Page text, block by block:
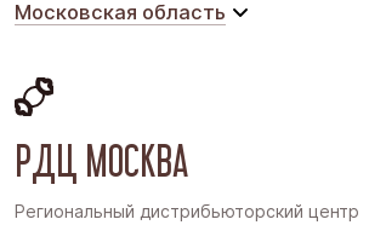
Московская область
Восточная Сибирь
Дальний Восток
РДЦ МОСКВА
Региональный дистрибьюторский центр